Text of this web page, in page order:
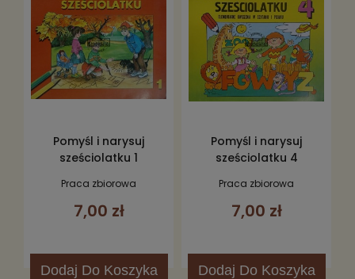
Pomyśl i narysuj
sześciolatku 1
Praca zbiorowa
7,00 zł
Dodaj Do Koszyka
Pomyśl i narysuj
sześciolatku 4
Praca zbiorowa
7,00 zł
Dodaj Do Koszyka